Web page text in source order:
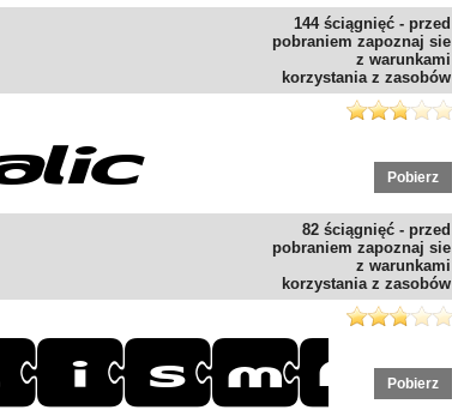
144 ściągnięć - przed
pobraniem zapoznaj sie
z warunkami
korzystania z zasobów
Pobierz
82 ściągnięć - przed
pobraniem zapoznaj sie
z warunkami
korzystania z zasobów
Pobierz